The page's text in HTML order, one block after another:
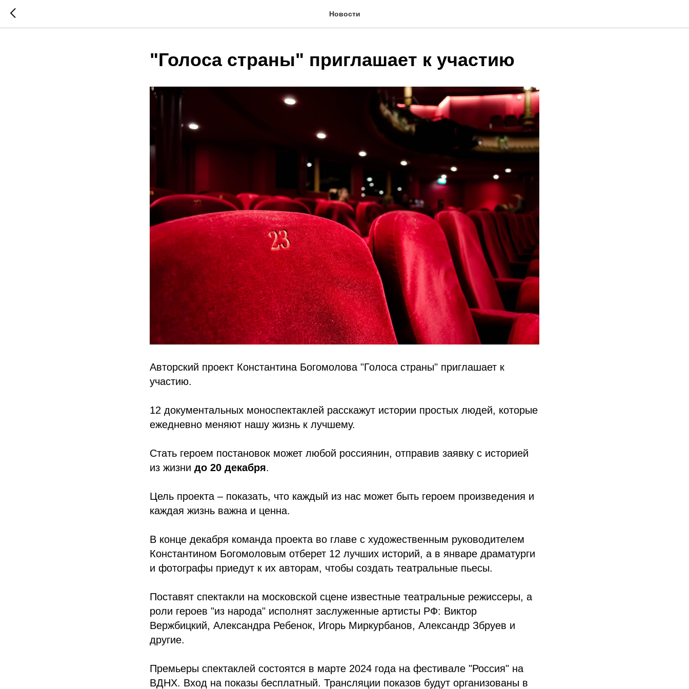
Новости
"Голоса страны" приглашает к участию
Авторский проект Константина Богомолова "Голоса страны" приглашает к
участию.
12 документальных моноспектаклей расскажут истории простых людей, которые
ежедневно меняют нашу жизнь к лучшему.
Стать героем постановок может любой россиянин, отправив заявку с историей
из жизни до 20 декабря.
Цель проекта – показать, что каждый из нас может быть героем произведения и
каждая жизнь важна и ценна.
В конце декабря команда проекта во главе с художественным руководителем
Константином Богомоловым отберет 12 лучших историй, а в январе драматурги
и фотографы приедут к их авторам, чтобы создать театральные пьесы.
Поставят спектакли на московской сцене известные театральные режиссеры, а
роли героев "из народа" исполнят заслуженные артисты РФ: Виктор
Вержбицкий, Александра Ребенок, Игорь Миркурбанов, Александр Збруев и
другие.
Премьеры спектаклей состоятся в марте 2024 года на фестивале "Россия" на
ВДНХ. Вход на показы бесплатный. Трансляции показов будут организованы в